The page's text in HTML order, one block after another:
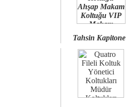
Tahsin Kapitone